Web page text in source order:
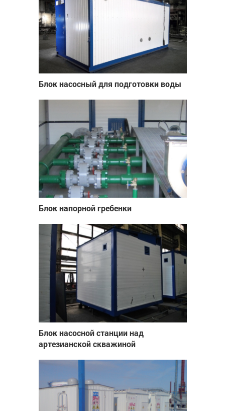
Блок насосный для подготовки воды
Блок напорной гребенки
Блок насосной станции над
артезианской скважиной